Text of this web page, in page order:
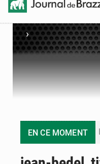
›
EN CE MOMENT